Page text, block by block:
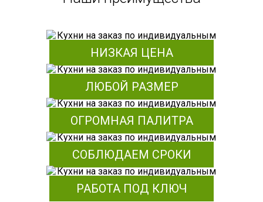
НИЗКАЯ ЦЕНА
ЛЮБОЙ РАЗМЕР
ОГРОМНАЯ ПАЛИТРА
СОБЛЮДАЕМ СРОКИ
РАБОТА ПОД КЛЮЧ